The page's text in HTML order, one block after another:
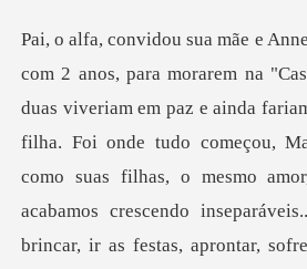
ilha. Foi onde tudo começou,
como suas filhas, o mesmo
acabamos crescendo
brincar, ir